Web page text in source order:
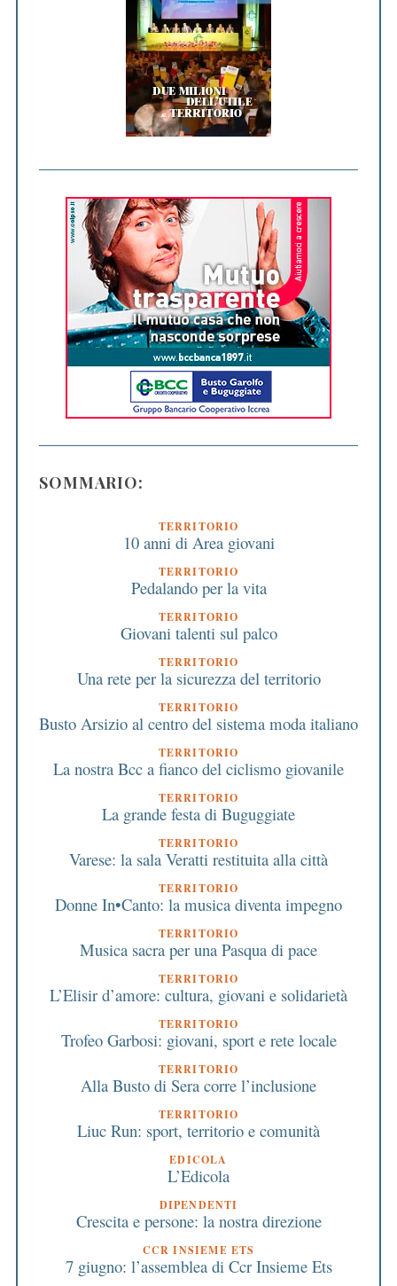
SOMMARIO:
TERRITORIO
10 anni di Area giovani
TERRITORIO
Pedalando per la vita
TERRITORIO
Giovani talenti sul palco
TERRITORIO
Una rete per la sicurezza del territorio
TERRITORIO
Busto Arsizio al centro del sistema moda italiano
TERRITORIO
La nostra Bcc a fianco del ciclismo giovanile
TERRITORIO
La grande festa di Buguggiate
TERRITORIO
Varese: la sala Veratti restituita alla città
TERRITORIO
Donne In•Canto: la musica diventa impegno
TERRITORIO
Musica sacra per una Pasqua di pace
TERRITORIO
L’Elisir d’amore: cultura, giovani e solidarietà
TERRITORIO
Trofeo Garbosi: giovani, sport e rete locale
TERRITORIO
Alla Busto di Sera corre l’inclusione
TERRITORIO
Liuc Run: sport, territorio e comunità
EDICOLA
L’Edicola
DIPENDENTI
Crescita e persone: la nostra direzione
CCR INSIEME ETS
7 giugno: l’assemblea di Ccr Insieme Ets